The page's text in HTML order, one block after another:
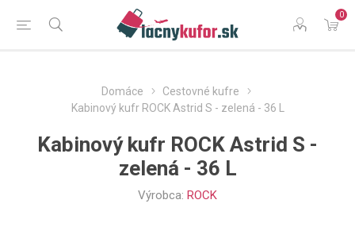
0
Domáce
Cestovné kufre
Kabinový kufr ROCK Astrid S - zelená - 36 L
Kabinový kufr ROCK Astrid S -
zelená - 36 L
Výrobca: ROCK